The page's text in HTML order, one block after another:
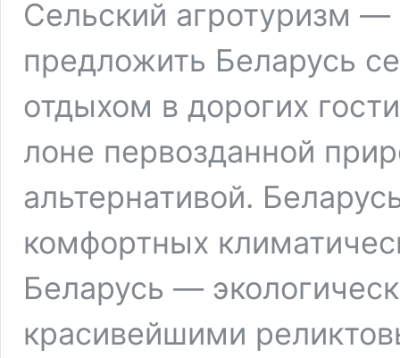
Сельский агротуризм —
предложить Беларусь
отдыхом в дорогих
лоне первозданной
альтернативой.
комфортных
Беларусь —
красивейшими